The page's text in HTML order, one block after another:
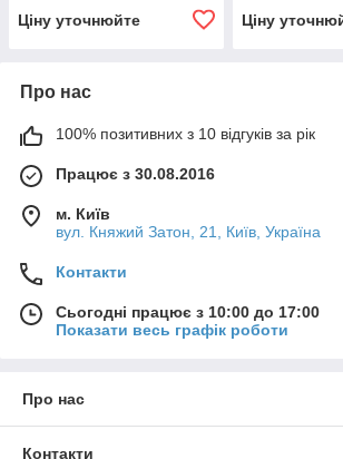
Ціну уточнюйте
Ціну
Про нас
100% позитивних з 10 відгуків за рік
Працює з 30.08.2016
м. Київ
вул. Княжий Затон, 21, Київ, Україна
Контакти
Сьогодні працює з 10:00 до 17:00
Показати весь графік роботи
Про нас
Контакти